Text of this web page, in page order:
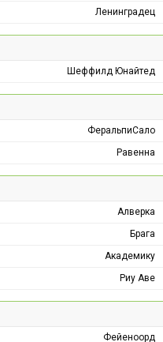
Ленинградец
Шеффилд Юнайтед
ФеральпиСало
Равенна
Алверка
Брага
Академику
Риу Аве
Фейеноорд